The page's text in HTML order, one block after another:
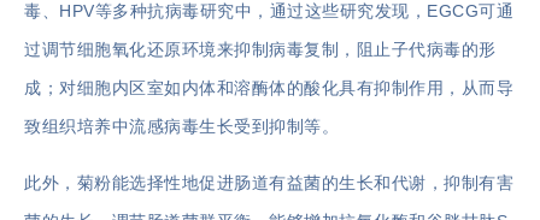
毒、HPV等多种抗病毒研究中，通过这些研究发现，EGCG可通
过调节细胞氧化还原环境来抑制病毒复制，阻止子代病毒的形
成；对细胞内区室如内体和溶酶体的酸化具有抑制作用，从而导
致组织培养中流感病毒生长受到抑制等。
此外，菊粉能选择性地促进肠道有益菌的生长和代谢，抑制有害